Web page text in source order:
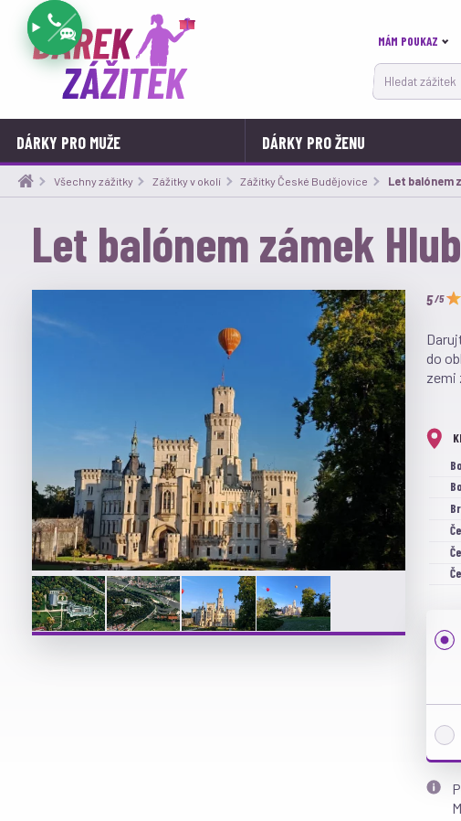
MÁM POUKAZ
Hledat zážitek
DÁRKY PRO MUŽE DÁRKY PRO ŽENU
Všechny zážitky Zážitky v okolí Zážitky České Budějovice Aktuální:
Let balónem
Let balónem zámek
/5
do
zemi